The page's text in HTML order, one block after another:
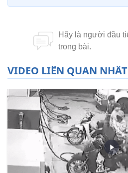
VIDEO LIÊN QUAN NHẤT